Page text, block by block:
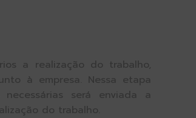
a realização do trabalho,
à empresa. Nessa etapa
será enviada a
do trabalho.